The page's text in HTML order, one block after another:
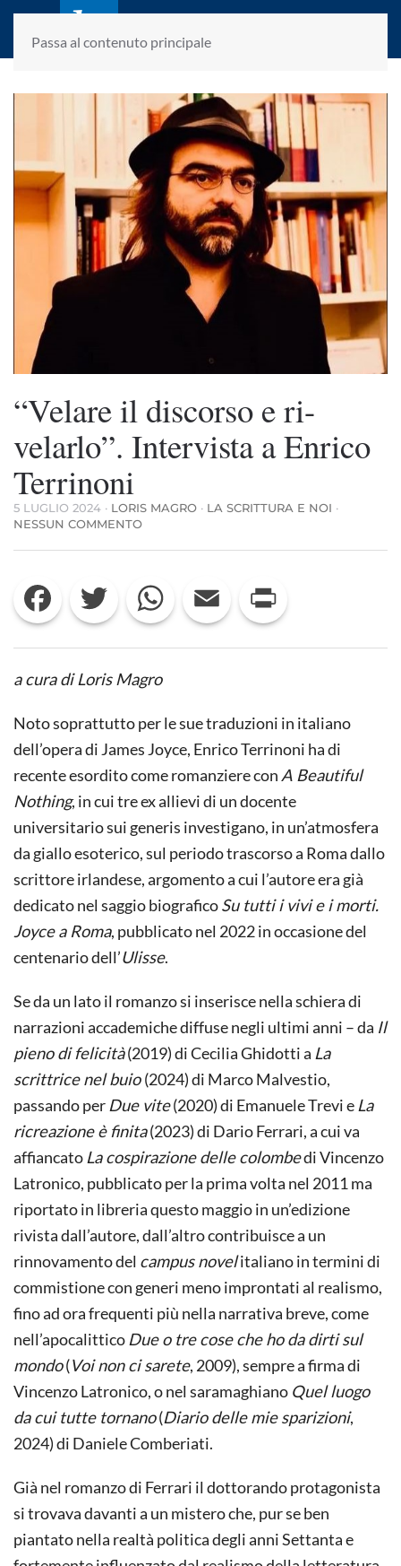
Passa al contenuto principale
laletteraturaenoi.it
fondato da Romano Luperini
“Velare il discorso e ri-
velarlo”. Intervista a Enrico
Terrinoni
5 LUGLIO 2024 · LORIS MAGRO · LA SCRITTURA E NOI ·
NESSUN COMMENTOSU
IL
E
RI-
VELARLO”.
A
TERRINONI
Facebook Twitter WhatsApp Email
a cura di Loris Magro
Noto soprattutto per le sue traduzioni in italiano
dell’opera di James Joyce, Enrico Terrinoni ha di
recente esordito come romanziere conA Beautiful
Nothing, in cui tre ex allievi di un docente
universitario sui generis investigano, in un’atmosfera
da giallo esoterico, sul periodo trascorso a Roma dallo
scrittore irlandese, argomento a cui l’autore era già
dedicato nel saggio biograficoSu tutti i vivi e i morti.
Joyce a Roma, pubblicato nel 2022 in occasione del
centenario dell’Ulisse.
Se da un lato il romanzo si inserisce nella schiera di
narrazioni accademiche diffuse negli ultimi anni – da Il
pieno di felicità(2019) di Cecilia Ghidotti a La
scrittrice nel buio(2024) di Marco Malvestio,
passando perDue vite(2020) di Emanuele Trevi eLa
ricreazione è finita(2023) di Dario Ferrari, a cui va
affiancatoLa cospirazione delle colombedi Vincenzo
Latronico, pubblicato per la prima volta nel 2011 ma
riportato in libreria questo maggio in un’edizione
rivista dall’autore, dall’altro contribuisce a un
rinnovamento del campus novelitaliano in termini di
commistione con generi meno improntati al realismo,
fino ad ora frequenti più nella narrativa breve, come
nell’apocalitticoDue o tre cose che ho da dirti sul
mondo(Voi non ci sarete, 2009), sempre a firma di
Vincenzo Latronico, o nel saramaghiano Quel luogo
da cui tutte tornano(Diario delle mie sparizioni,
2024) di Daniele Comberiati.
Già nel romanzo di Ferrari il dottorando protagonista
si trovava davanti a un mistero che, pur se ben
piantato nella realtà politica degli anni Settanta e